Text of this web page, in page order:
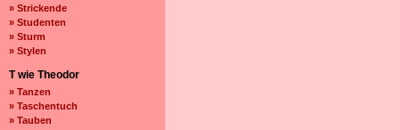
» Strickende
» Studenten
» Sturm
» Stylen
T wie Theodor
» Tanzen
» Taschentuch
» Tauben